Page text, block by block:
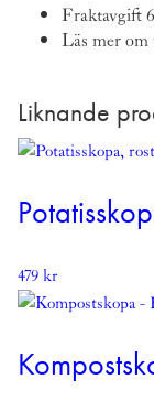
Fraktavgift
Läs mer
Liknande
479kr